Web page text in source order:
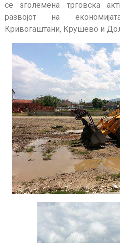
се зголемена трговска
развојот на
Кривогаштани, Крушево и